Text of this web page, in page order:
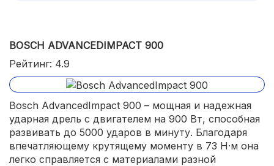
BOSCH ADVANCEDIMPACT 900
Рейтинг: 4.9
Bosch AdvancedImpact 900 – мощная и надежная
ударная дрель с двигателем на 900 Вт, способная
развивать до 5000 ударов в минуту. Благодаря
впечатляющему крутящему моменту в 73 Н·м она
легко справляется с материалами разной